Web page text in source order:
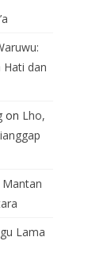
Hati dan
on Lho,
Mantan
Lama